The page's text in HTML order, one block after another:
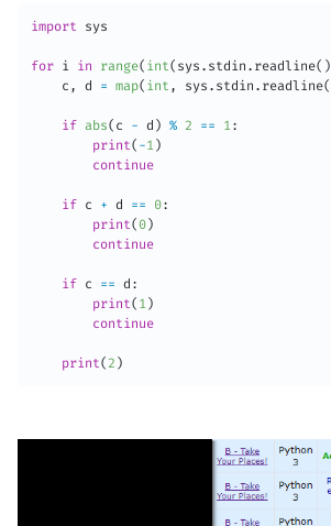
import sys
for i in range( int( sys . stdin . readline( )
    c
, d = map( int , sys . stdin . readline(
if abs( c - d ) % 2 == 1:
print( -1 )
continue
if c + d == 0:
print( 0 )
continue
if c == d :
print( 1 )
continue
print( 2 )